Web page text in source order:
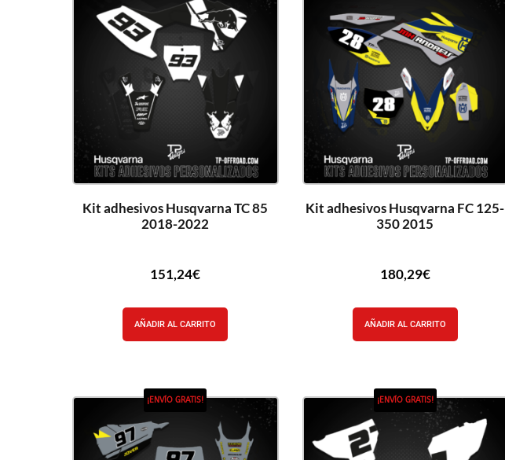
Kit adhesivos Husqvarna TC 85
2018-2022
151,24€
AÑADIR AL CARRITO
Kit adhesivos Husqvarna FC 125-
350 2015
180,29€
AÑADIR AL CARRITO
¡ENVÍO GRATIS! ¡ENVÍO GRATIS!